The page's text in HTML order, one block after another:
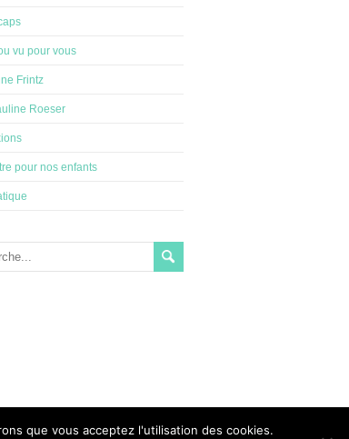
vu pour vous
Frintz
Roeser
pour nos enfants
que vous acceptez l'utilisation des cookies.